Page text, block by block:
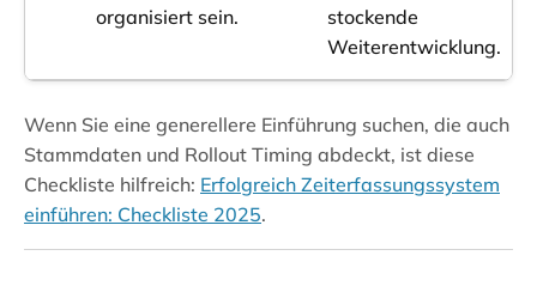
organisiert sein.
stockende
Weiterentwicklung.
Wenn Sie eine generellere Einführung suchen, die auch
Stammdaten und Rollout Timing abdeckt, ist diese
Checkliste hilfreich: Erfolgreich Zeiterfassungssystem
einführen: Checkliste 2025.